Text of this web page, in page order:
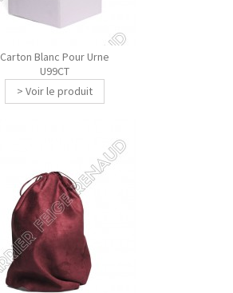
Carton Blanc Pour Urne
U99CT
> Voir le produit